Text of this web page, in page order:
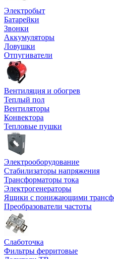
Электробыт
Батарейки
Звонки
Аккумуляторы
Ловушки
Отпугиватели
Вентиляция и обогрев
Теплый пол
Вентиляторы
Конвектора
Тепловые пушки
Электрооборудование
Стабилизаторы напряжения
Трансформаторы тока
Электрогенераторы
Ящики с понижающими
Преобразователи частоты
Слаботочка
Фильтры ферритовые